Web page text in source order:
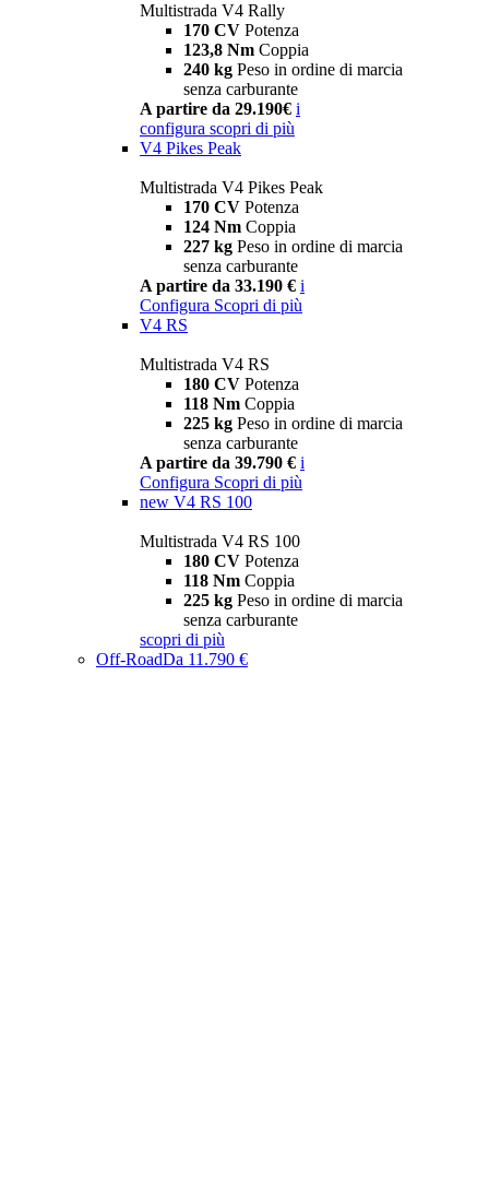
Multistrada V4 Rally
170 CV Potenza
123,8 Nm Coppia
240 kg Peso in ordine di marcia
senza carburante
A partire da 29.190€ i
configura scopri di più
V4 Pikes Peak
Multistrada V4 Pikes Peak
170 CV Potenza
124 Nm Coppia
227 kg Peso in ordine di marcia
senza carburante
A partire da 33.190 € i
Configura Scopri di più
V4 RS
Multistrada V4 RS
180 CV Potenza
118 Nm Coppia
225 kg Peso in ordine di marcia
senza carburante
A partire da 39.790 € i
Configura Scopri di più
new V4 RS 100
Multistrada V4 RS 100
180 CV Potenza
118 Nm Coppia
225 kg Peso in ordine di marcia
senza carburante
scopri di più
Off-RoadDa 11.790 €